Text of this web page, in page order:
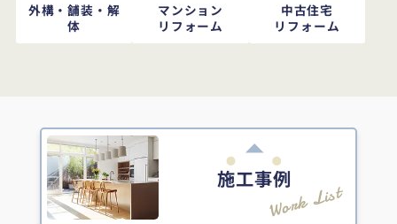
外構・舗装・解
体
マンション
リフォーム
中古住宅
リフォーム
施工事例
Work List